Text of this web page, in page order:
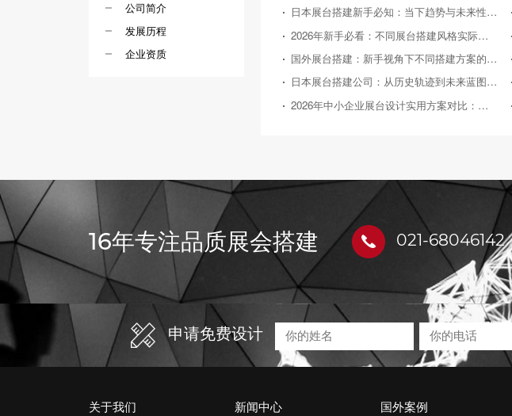
公司简介
发展历程
企业资质
日本展台搭建新手必知：当下趋势与未来性价比走向
2026年新手必看：不同展台搭建风格实际效果对比评测
国外展台搭建：新手视角下不同搭建方案的性价比对比
日本展台搭建公司：从历史轨迹到未来蓝图的深度剖析
2026年中小企业展台设计实用方案对比：助力性价比之选
16年专注品质展会搭建 021-68046142
申请免费设计
关于我们 新闻中心 国外案例